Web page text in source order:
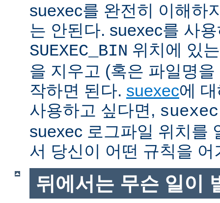
suexec를 완전히 이해하
는 안된다. suexec를 사
SUEXEC_BIN 위치에 있
을 지우고 (혹은 파일명
작하면 된다. suexec에
사용하고 싶다면,
suexec 로그파일 위치를
서 당신이 어떤 규칙을
뒤에서는 무슨 일이